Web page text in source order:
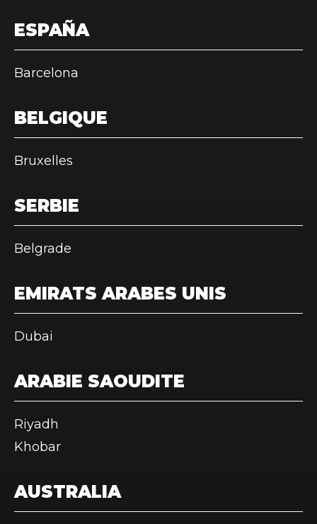
ESPAÑA
Barcelona
BELGIQUE
Bruxelles
SERBIE
Belgrade
EMIRATS ARABES UNIS
Dubai
ARABIE SAOUDITE
Riyadh
Khobar
AUSTRALIA